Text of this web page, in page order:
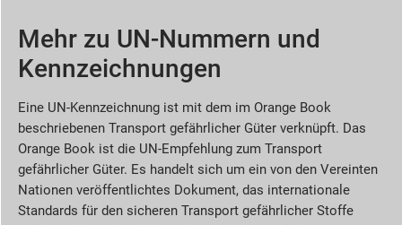
Mehr zu UN-Nummern und
Kennzeichnungen
Eine UN-Kennzeichnung ist mit dem im Orange Book
beschriebenen Transport gefährlicher Güter verknüpft. Das
Orange Book ist die UN-Empfehlung zum Transport
gefährlicher Güter. Es handelt sich um ein von den Vereinten
Nationen veröffentlichtes Dokument, das internationale
Standards für den sicheren Transport gefährlicher Stoffe